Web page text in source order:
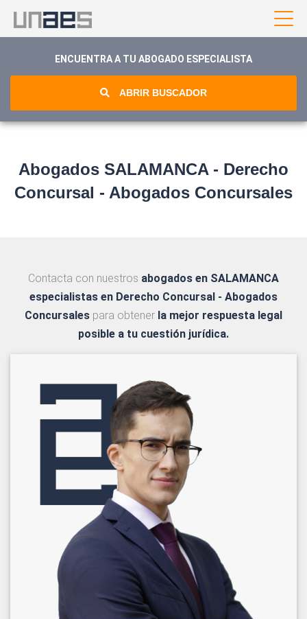
ENCUENTRA A TU ABOGADO ESPECIALISTA
ABRIR BUSCADOR
Abogados SALAMANCA - Derecho
Concursal - Abogados Concursales
Contacta con nuestros abogados en SALAMANCA
especialistas en Derecho Concursal - Abogados
Concursales para obtener la mejor respuesta legal
posible a tu cuestión jurídica.